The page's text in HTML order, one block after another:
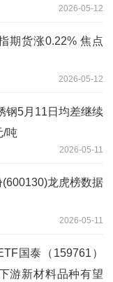
2026-05-12
期货涨0.22% 焦点
2026-05-12
钢5月11日均差继续
/吨
2026-05-11
龙虎榜数据
2026-05-11
国泰（159761）
游新材料品种有望